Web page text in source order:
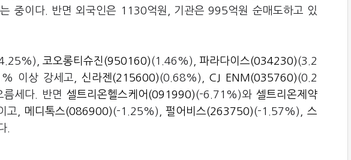
중이다. 반면 외국인은 1130억원, 기관은 995억원 순매도하고 있
코오롱티슈진(950160)(1.46%), 파라다이스(034230)(3.2
이상 강세고, 신라젠(215600)(0.68%), CJ ENM(035760)(0.2
세다. 반면 셀트리온헬스케어(091990)(-6.71%)와 셀트리온제약
고, 메디톡스(086900)(-1.25%),펄어비스(263750)(-1.57%),스
.